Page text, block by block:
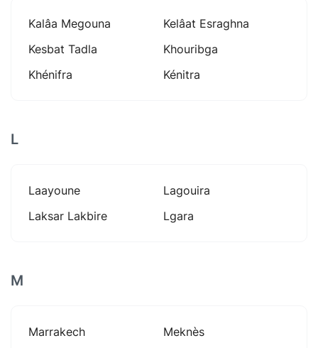
Kalâa Megouna
Kelâat Esraghna
Kesbat Tadla
Khouribga
Khénifra
Kénitra
L
Laayoune
Lagouira
Laksar Lakbire
Lgara
M
Marrakech
Meknès